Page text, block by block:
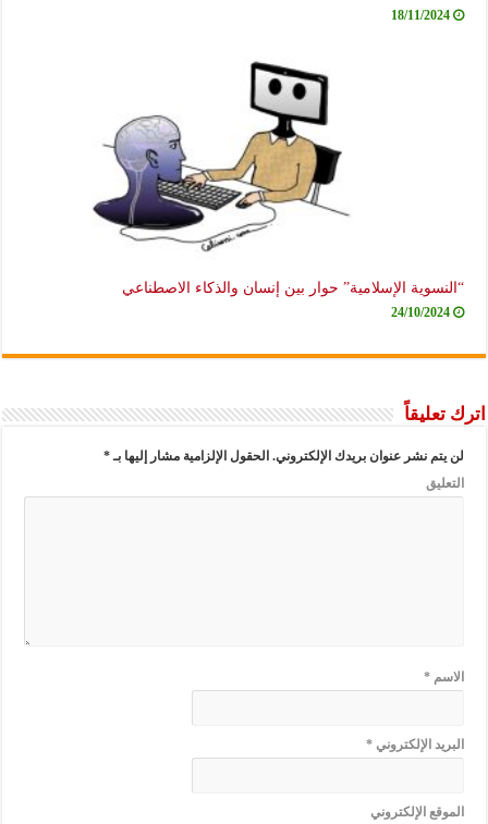
18/11/2024
“النسوية الإسلامية” حوار بين إنسان والذكاء الاصطناعي
24/10/2024
اترك تعليقاً
لن يتم نشر عنوان بريدك الإلكتروني. الحقول الإلزامية مشار إليها بـ*
التعليق
الاسم*
البريد الإلكتروني*
الموقع الإلكتروني